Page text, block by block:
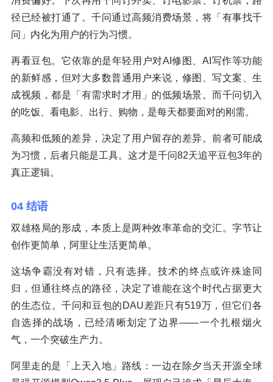
径已经被打通了。千问通过高频消费场景，将「有事找千
问」内化为用户的行为习惯。
再看豆包。它依靠的是年轻用户对AI修图、AI写作等功能
的新鲜感，但对大多数普通用户来说，修图、写文案、生
成视频，都是「有需求时才用」的低频场景。而千问切入
的吃饭、看电影、出行、购物，是每天都要面对的刚需。
高频和低频的差异，决定了用户留存的差异。前者可能成
为习惯，后者只能是工具。这才是千问82天追平豆包3年的
真正逻辑。
04 结语
双雄格局的形成，本质上是两种效率革命的交汇。字节让
创作更简单，阿里让生活更简单。
这场争霸没有对错，只有选择。技术的终点或许殊途同
归，但通往终点的路径，决定了谁能在这个时代占据更大
的生态位。千问和豆包的DAU差距只有519万，但它们各
自选择的战场，已经清晰划定了边界——一个扎根烟火
气，一个突破生产力。
阿里走的是「上天入地」路线：一边在除夕当天开源全球